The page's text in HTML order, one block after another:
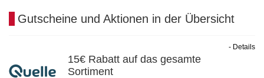
Gutscheine und Aktionen in der Übersicht
15€ Rabatt auf das gesamte
Sortiment
- Details